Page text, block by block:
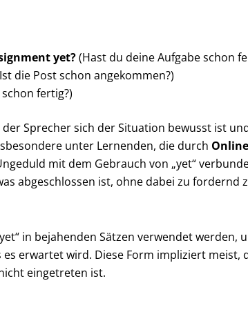
yet?(Hast du deine Aufgabe schon
die Post schon angekommen?)
fertig?)
Sprecher sich der Situation bewusst ist
unter Lernenden, die durch
mit dem Gebrauch von „yet“
abgeschlossen ist, ohne dabei zu fordernd
in bejahenden Sätzen verwendet werden,
erwartet wird. Diese Form impliziert meist,
eingetreten ist.